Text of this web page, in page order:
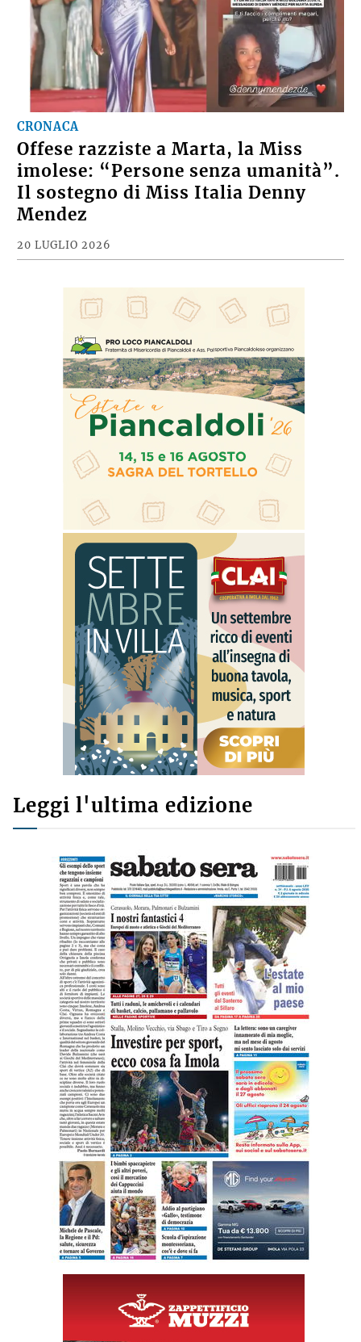
CRONACA
Offese razziste a Marta, la Miss
imolese: “Persone senza umanità”.
Il sostegno di Miss Italia Denny
Mendez
20 LUGLIO 2026
Leggi l'ultima edizione